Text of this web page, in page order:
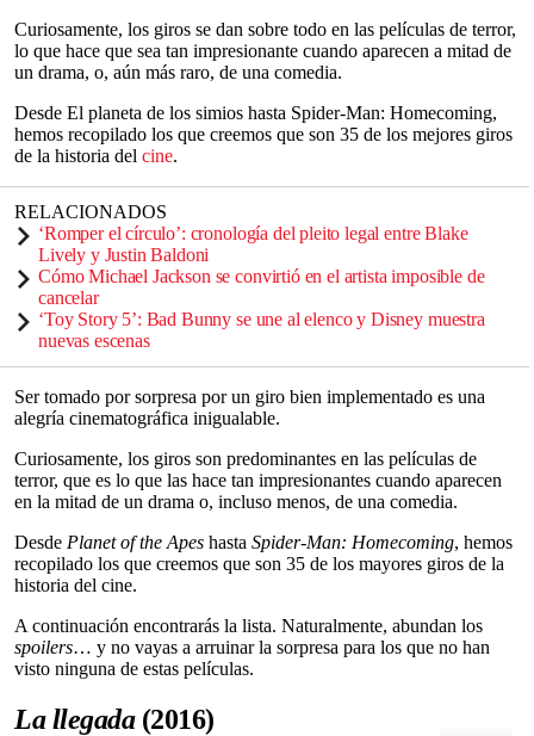
Curiosamente, los giros se dan sobre todo en las películas de terror,
lo que hace que sea tan impresionante cuando aparecen a mitad de
un drama, o, aún más raro, de una comedia.
Desde El planeta de los simios hasta Spider-Man: Homecoming,
hemos recopilado los que creemos que son 35 de los mejores giros
de la historia del cine.
RELACIONADOS
‘Romper el círculo’: cronología del pleito legal entre Blake
Lively y Justin Baldoni
Cómo Michael Jackson se convirtió en el artista imposible de
cancelar
‘Toy Story 5’: Bad Bunny se une al elenco y Disney muestra
nuevas escenas
Ser tomado por sorpresa por un giro bien implementado es una
alegría cinematográfica inigualable.
Curiosamente, los giros son predominantes en las películas de
terror, que es lo que las hace tan impresionantes cuando aparecen
en la mitad de un drama o, incluso menos, de una comedia.
Desde Planet of the Apes hasta Spider-Man: Homecoming, hemos
recopilado los que creemos que son 35 de los mayores giros de la
historia del cine.
A continuación encontrarás la lista. Naturalmente, abundan los
spoilers… y no vayas a arruinar la sorpresa para los que no han
visto ninguna de estas películas.
La llegada(2016)